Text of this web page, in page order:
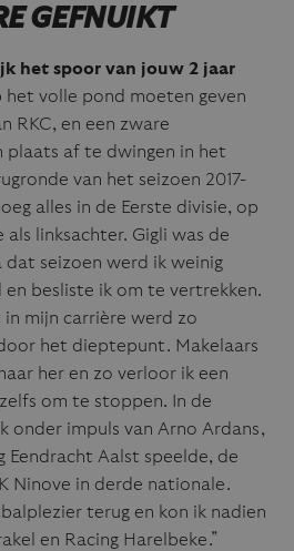
GEFNUIKT
het spoor van jouw 2 jaar
het volle pond moeten geven
RKC, en een zware
plaats af te dwingen in het
van het seizoen 2017-
alles in de Eerste divisie, op
linksachter. Gigli was de
dat seizoen werd ik weinig
besliste ik om te vertrekken.
mijn carrière werd zo
het dieptepunt. Makelaars
her en zo verloor ik een
om te stoppen. In de
onder impuls van Arno Ardans,
Eendracht Aalst speelde, de
Ninove in derde nationale.
terug en kon ik nadien
en Racing Harelbeke.”